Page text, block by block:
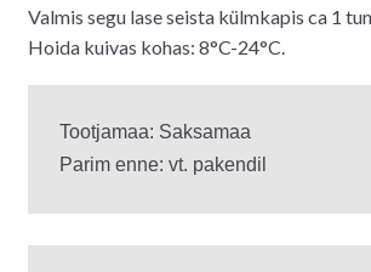
Valmis segu lase seista külmkapis ca 1
Hoida kuivas kohas: 8°C-24°C.
Tootjamaa: Saksamaa